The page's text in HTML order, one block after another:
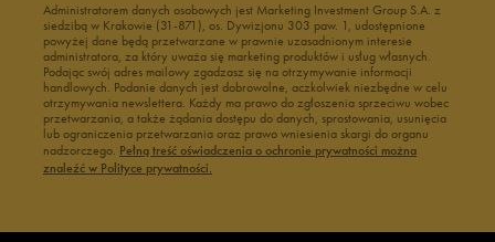
Administratorem danych osobowych jest Marketing Investment Group S.A. z
siedzibą w Krakowie (31-871), os. Dywizjonu 303 paw. 1, udostępnione
powyżej dane będą przetwarzane w prawnie uzasadnionym interesie
administratora, za który uważa się marketing produktów i usług własnych.
Podając swój adres mailowy zgadzasz się na otrzymywanie informacji
handlowych. Podanie danych jest dobrowolne, aczkolwiek niezbędne w celu
otrzymywania newslettera. Każdy ma prawo do zgłoszenia sprzeciwu wobec
przetwarzania, a także żądania dostępu do danych, sprostowania, usunięcia
lub ograniczenia przetwarzania oraz prawo wniesienia skargi do organu
nadzorczego. Pełną treść oświadczenia o ochronie prywatności można
znaleźć w Polityce prywatności.